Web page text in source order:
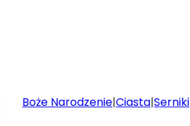
Boże Narodzenie|Ciasta|Serniki